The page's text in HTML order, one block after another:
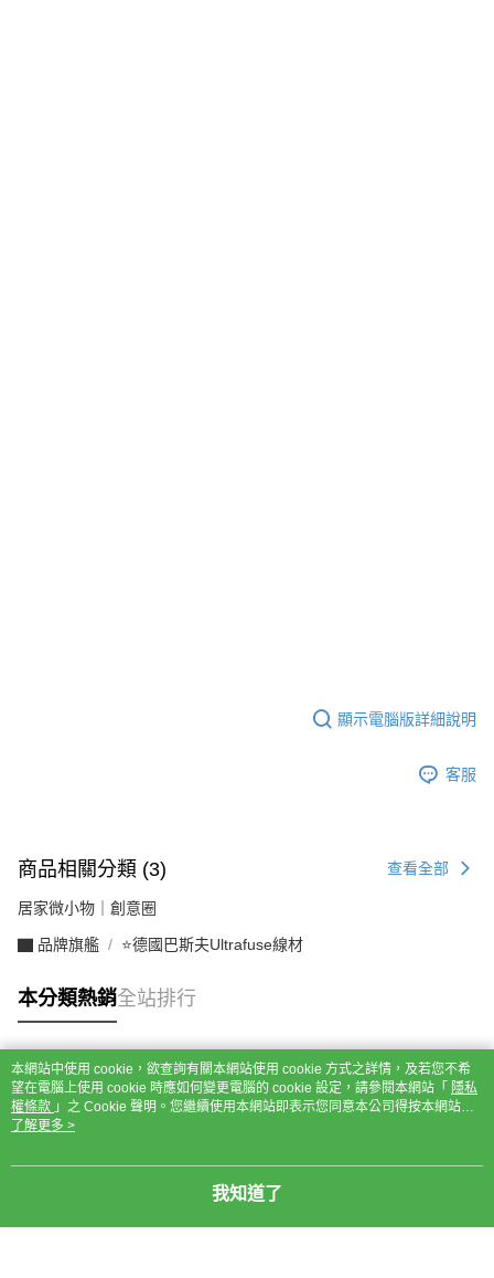
顯示電腦版詳細說明
客服
商品相關分類 (3) 查看全部
居家微小物｜創意圈
▇ 品牌旗艦 ⭐德國巴斯夫Ultrafuse線材
本分類熱銷全站排行
熱門標籤
本網站中使用 cookie，欲查詢有關本網站使用 cookie 方式之詳情，及若您不希
望在電腦上使用 cookie 時應如何變更電腦的 cookie 設定，請參閱本網站「 隱私
權條款 」之 Cookie 聲明。您繼續使用本網站即表示您同意本公司得按本網站使
用條款之 Cookie 聲明使用 cookie。
了解更多 >
我知道了